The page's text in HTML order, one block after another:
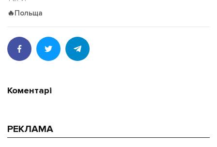
🔥Польща
Коментарі
РЕКЛАМА